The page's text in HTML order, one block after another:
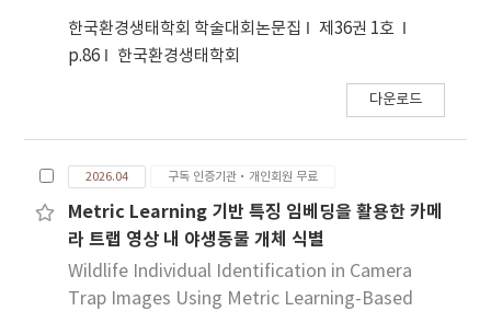
한국환경생태학회 학술대회논문집
제36권 1호
p.86
한국환경생태학회
다운로드
2026.04 구독 인증기관·개인회원 무료
Metric Learning 기반 특징 임베딩을 활용한 카메
라 트랩 영상 내 야생동물 개체 식별
Wildlife Individual Identification in Camera
Trap Images Using Metric Learning-Based